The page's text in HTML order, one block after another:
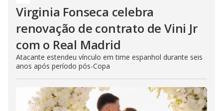
Virginia Fonseca celebra
renovação de contrato de Vini Jr
com o Real Madrid
Atacante estendeu vínculo em time espanhol durante seis
anos após período pós-Copa